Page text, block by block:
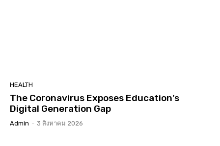
HEALTH
The Coronavirus Exposes Education’s
Digital Generation Gap
Admin - 3 สิงหาคม 2026